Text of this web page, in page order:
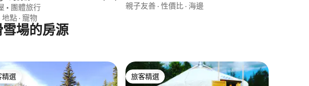
• 團體旅行
地點 · 寵物
親子友善 · 性價比 · 海邊
場的房源
榜首
精選 旅客精選
旅客精選